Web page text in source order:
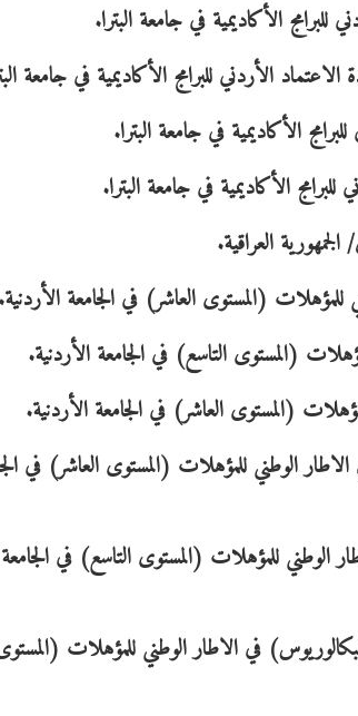
الأكاديمية في جامعة البترا.
الأردني للبرامج الأكاديمية في جامعة
الأكاديمية في جامعة البترا.
الأكاديمية في جامعة البترا.
العراقية.
للمؤهلات (المستوى العاشر) في الجامعة
(المستوى التاسع) في الجامعة الأردنية.
(المستوى العاشر) في الجامعة الأردنية.
الوطني للمؤهلات (المستوى العاشر) في
الوطني للمؤهلات (المستوى التاسع) في الجامعة
في الاطار الوطني للمؤهلات